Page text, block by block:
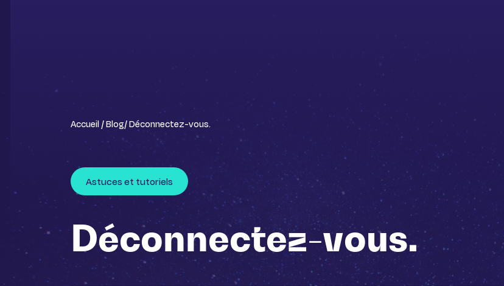
Accueil /Blog/ Déconnectez-vous.
Astuces et tutoriels
Déconnectez-vous.